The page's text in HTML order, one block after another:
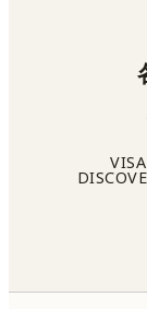
VISA